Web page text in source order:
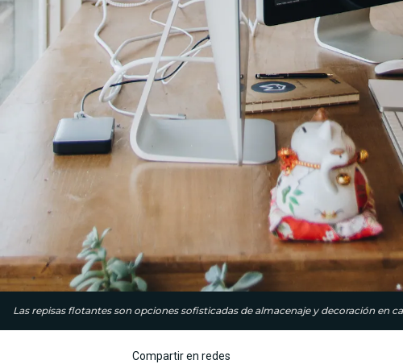
Las repisas flotantes son opciones sofisticadas de almacenaje y decoración en
Compartir en redes